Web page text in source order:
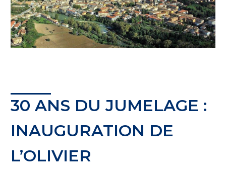
30 ANS DU JUMELAGE :
INAUGURATION DE
L’OLIVIER